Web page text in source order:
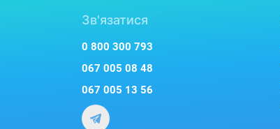
Зв'язатися
0 800 300 793
067 005 08 48
067 005 13 56